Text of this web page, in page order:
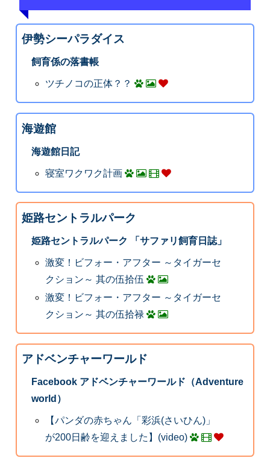
伊勢シーパラダイス
飼育係の落書帳
ツチノコの正体？？
海遊館
海遊館日記
寝室ワクワク計画
姫路セントラルパーク
姫路セントラルパーク 「サファリ飼育日誌」
激変！ビフォー・アフター ～タイガーセ
クション～ 其の伍拾伍
激変！ビフォー・アフター ～タイガーセ
クション～ 其の伍拾禄
アドベンチャーワールド
Facebook アドベンチャーワールド（Adventure
world）
【パンダの赤ちゃん「彩浜(さいひん)」
が200日齢を迎えました】(video)